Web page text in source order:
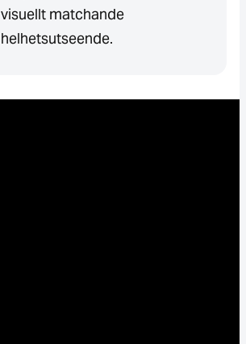
visuellt matchande
helhetsutseende.